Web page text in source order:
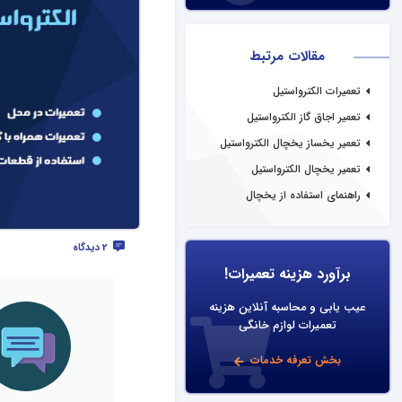
مقالات مرتبط
تعمیرات الکترواستیل
تعمیر اجاق گاز الکترواستیل
تعمیر یخساز یخچال الکترواستیل
تعمیر یخچال الکترواستیل
راهنمای استفاده از یخچال
برآورد هزینه تعمیرات!
عیب یابی و محاسبه آنلاین هزینه
تعمیرات لوازم خانگی
بخش تعرفه خدمات